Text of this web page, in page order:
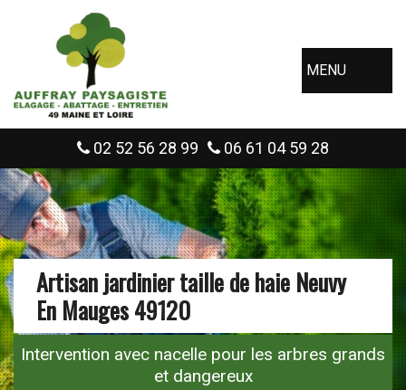
MENU
02 52 56 28 99 06 61 04 59 28
Artisan jardinier taille de haie Neuvy
En Mauges 49120
Intervention avec nacelle pour les arbres grands
et dangereux